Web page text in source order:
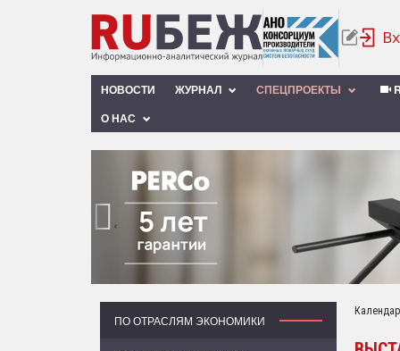
НОВОСТИ ЖУРНАЛ СПЕЦПРОЕКТЫ
О НАС
‹
ПО ОТРАСЛЯМ ЭКОНОМИКИ